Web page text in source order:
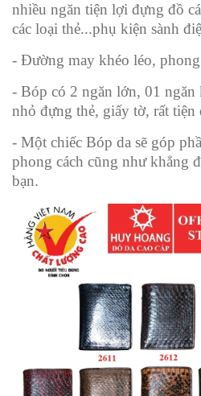
nhiều ngăn tiện lợi đựng đồ
các loại thẻ...phụ kiện sành
- Đường may khéo léo,
- Bóp có 2 ngăn lớn, 01 ngăn
nhỏ đựng thẻ, giấy tờ, rất tiện
- Một chiếc Bóp da sẽ góp
phong cách cũng như khẳng
bạn.